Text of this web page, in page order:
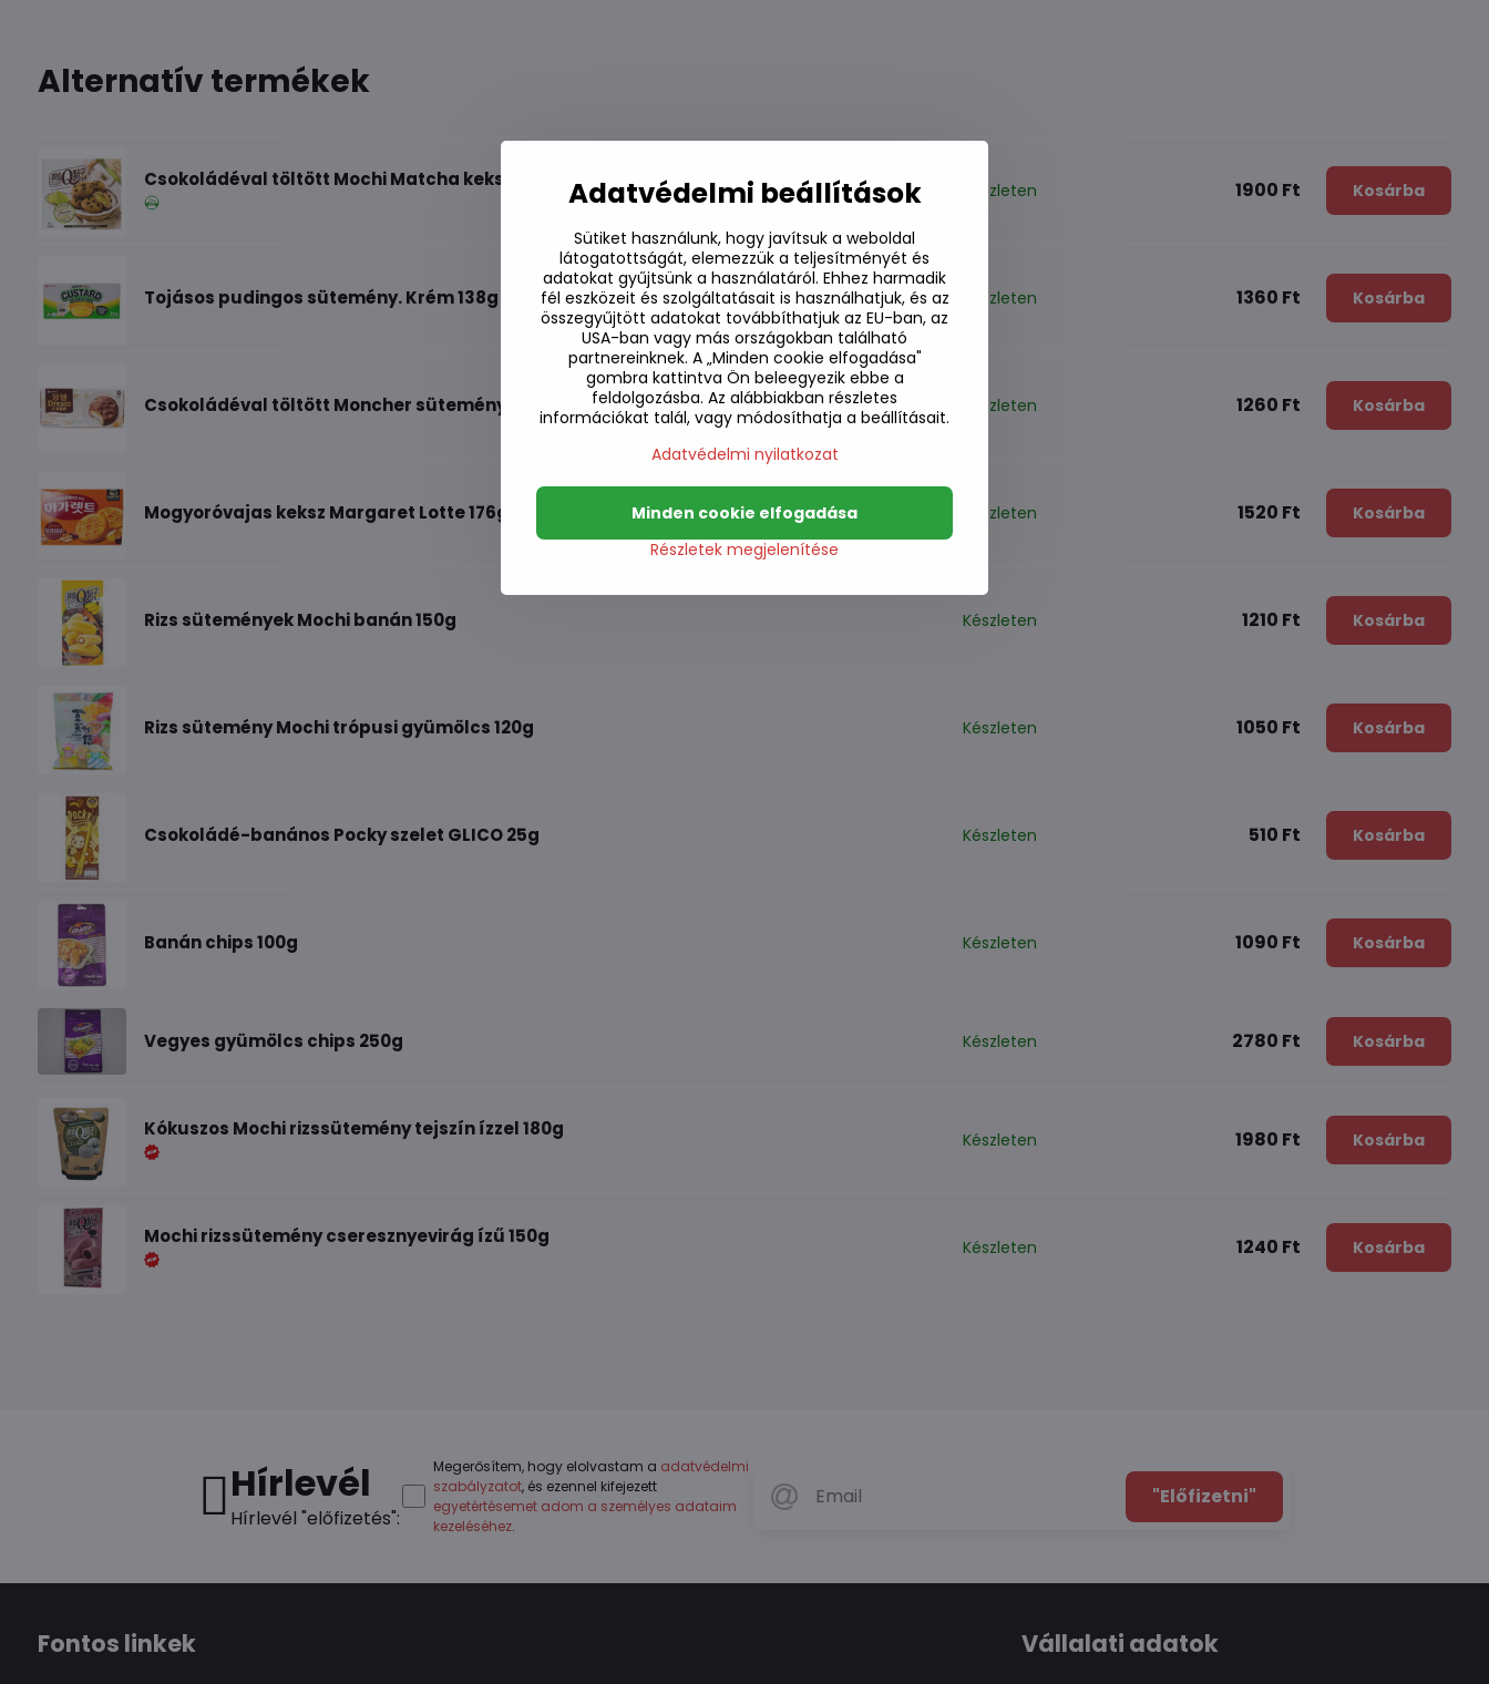
Alternatív termékek
Csokoládéval töltött Mochi Matcha keksz 160g Készleten 1900 Ft Kosárba
Tojásos pudingos sütemény. Krém 138g Készleten 1360 Ft Kosárba
Csokoládéval töltött Moncher sütemény 204g Készleten 1260 Ft Kosárba
Mogyoróvajas keksz Margaret Lotte 176g Készleten 1520 Ft Kosárba
Rizs sütemények Mochi banán 150g Készleten 1210 Ft Kosárba
Rizs sütemény Mochi trópusi gyümölcs 120g Készleten 1050 Ft Kosárba
Csokoládé-banános Pocky szelet GLICO 25g Készleten 510 Ft Kosárba
Banán chips 100g Készleten 1090 Ft Kosárba
Vegyes gyümölcs chips 250g Készleten 2780 Ft Kosárba
Kókuszos Mochi rizssütemény tejszín ízzel 180g Készleten 1980 Ft Kosárba
Mochi rizssütemény cseresznyevirág ízű 150g Készleten 1240 Ft Kosárba
Hírlevél
Hírlevél "előfizetés":
"Előfizetni"
Megerősítem, hogy elolvastam a adatvédelmi
szabályzatot, és ezennel kifejezett
egyetértésemet adom a személyes adataim
kezeléséhez.
Fontos linkek Vállalati adatok
Adatvédelmi beállítások
Sütiket használunk, hogy javítsuk a weboldal
látogatottságát, elemezzük a teljesítményét és
adatokat gyűjtsünk a használatáról. Ehhez harmadik
fél eszközeit és szolgáltatásait is használhatjuk, és az
összegyűjtött adatokat továbbíthatjuk az EU-ban, az
USA-ban vagy más országokban található
partnereinknek. A „Minden cookie elfogadása"
gombra kattintva Ön beleegyezik ebbe a
feldolgozásba. Az alábbiakban részletes
információkat talál, vagy módosíthatja a beállításait.
Adatvédelmi nyilatkozat
Részletek megjelenítése
Minden cookie elfogadása